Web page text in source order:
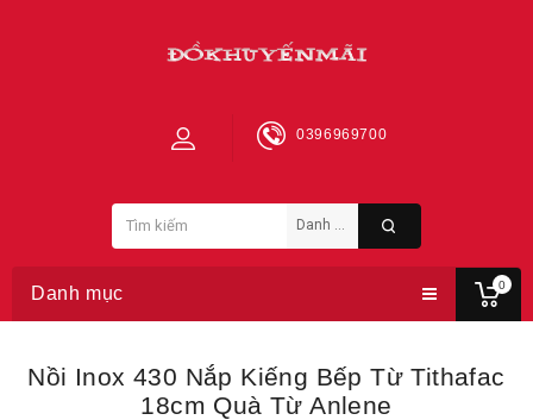
0
0396969700
Danh mục
Nồi Inox 430 Nắp Kiếng Bếp Từ Tithafac
18cm Quà Từ Anlene